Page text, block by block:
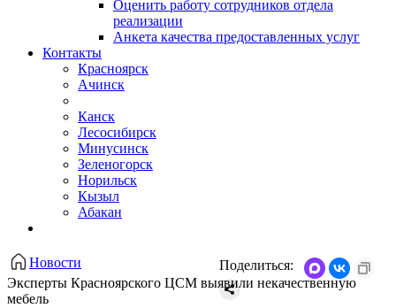
Оценить работу сотрудников отдела
реализации
Анкета качества предоставленных услуг
Контакты
Красноярск
Ачинск
Канск
Лесосибирск
Минусинск
Зеленогорск
Норильск
Кызыл
Абакан
Новости
Эксперты Красноярского ЦСМ выявили некачественную
мебель
Поделиться: